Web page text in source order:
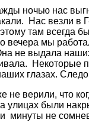
ночью нас
Нас везли в
там всегда
вечера мы
не выдала
глазах.
верили, что
улицах были
минуты не